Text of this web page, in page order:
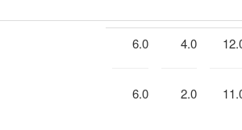
6.0
6.0
4.0
2.0